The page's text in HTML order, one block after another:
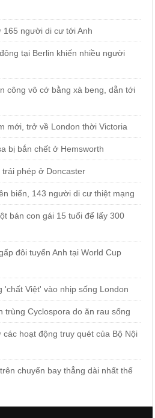
165 người di cư tới Anh
tại Berlin khiến nhiều người
công vô cớ bằng xà beng, dẫn tới
mới, trở về London thời Victoria
bị bắn chết ở Hemsworth
phép ở Doncaster
biển, 143 người di cư thiệt mạng
bán con gái 15 tuổi để lấy 300
đôi tuyển Anh tại World Cup
'chất Việt' vào nhịp sống London
trùng Cyclospora do ăn rau sống
hoạt động truy quét của Bộ Nội
chuyến bay thẳng dài nhất thế